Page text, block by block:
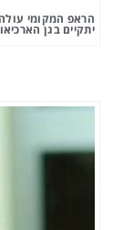
הראפ המקומי
יתקיים בגן